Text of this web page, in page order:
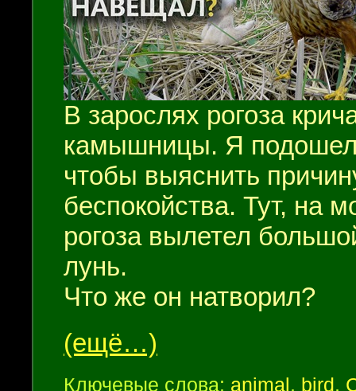
В зарослях рогоза
камышницы. Я подошел
чтобы выяснить
беспокойства. Тут, на
рогоза вылетел
лунь.
Что же он натворил?
(ещё…)
Ключевые слова: animal , bird ,